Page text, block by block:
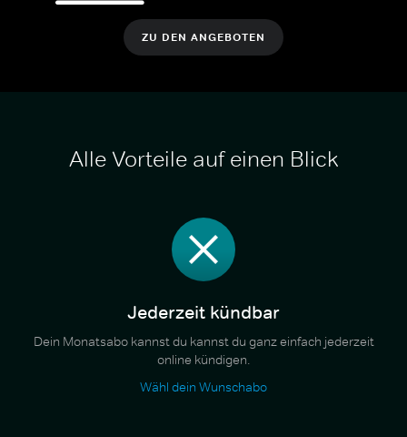
ZU DEN ANGEBOTEN
Alle Vorteile auf einen Blick
Jederzeit kündbar
Dein Monatsabo kannst du kannst du ganz einfach jederzeit
online kündigen.
Wähl dein Wunschabo